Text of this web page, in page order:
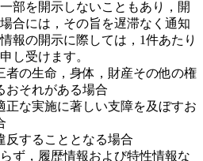
部を開示しないこともあり，開
合には，その旨を遅滞なく通知
報の開示に際しては，1件あたり
し受けます。
者の生命，身体，財産その他の権
おそれがある場合
正な実施に著しい支障を及ぼすお
反することとなる場合
ず，履歴情報および特性情報な